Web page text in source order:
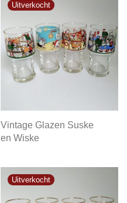
Vintage Glazen Suske
en Wiske